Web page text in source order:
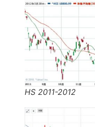
HS 2011-2012